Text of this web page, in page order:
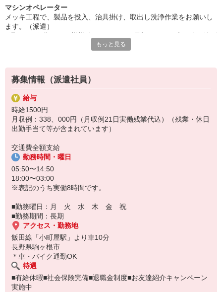
『テクノ・サービス』は、派遣業界大手スタッフサービスグルー
プです。
全国にあるお仕事の中から、一人ひとりのスキルや希望条件に応
じたお仕事をご案内します。
登録方法は、【オンライン】【電話】【登録会来場】の3つから
選べます♪
★★履歴書・証明写真は不要！★★
また、ご登録済の方はお仕事の紹介がスムーズです。
ご応募お待ちしています。
マシンオペレーター
メッキ工程で、製品を投入、治具掛け、取出し洗浄作業をお願いし
ます。（派遣）
な資格・経験・スキルは必要ありません。
＊ライン作業です
もっと見る
募集情報（派遣社員）
給与
時給1500円
月収例：338、000円（月収例21日実働残業代込）（残業・休日
出勤手当て等が含まれています）
交通費全額支給
勤務時間・曜日
05:50〜14:50
18:00〜03:00
※表記のうち実働8時間です。
■勤務曜日：月 火 水 木 金 祝
■勤務期間：長期
アクセス・勤務地
飯田線「小町屋駅」より車10分
長野県駒ヶ根市
＊車・バイク通勤OK
待遇
■有給休暇■社会保険完備■退職金制度■お友達紹介キャンペーン
実施中